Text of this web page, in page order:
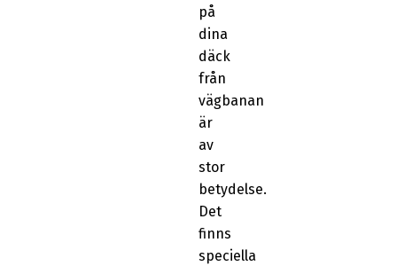
på
dina
däck
från
vägbanan
är
av
stor
betydelse.
Det
finns
speciella